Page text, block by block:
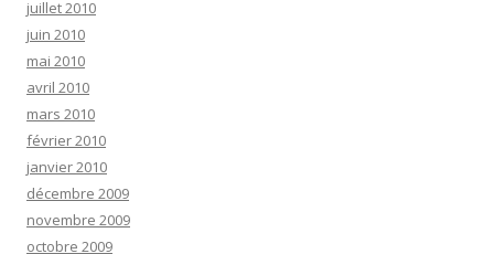
juillet 2010
juin 2010
mai 2010
avril 2010
mars 2010
février 2010
janvier 2010
décembre 2009
novembre 2009
octobre 2009